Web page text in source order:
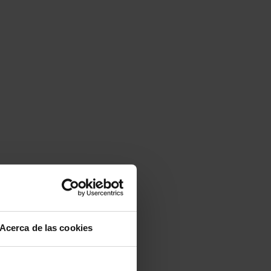
Acerca de las cookies